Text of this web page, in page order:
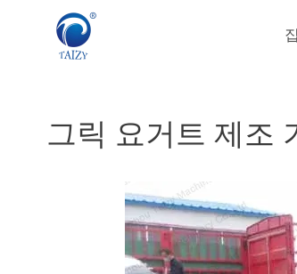
집
그릭 요거트 제조